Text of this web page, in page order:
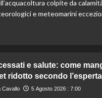
colpite da
e meteomarini
e salute: come
ridotto secondo l’esperta
Cavallo 5 Agosto 2026 : 7:00